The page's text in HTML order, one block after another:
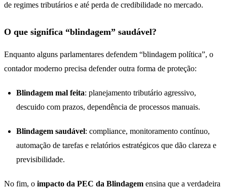
de regimes tributários e até perda de credibilidade no mercado.
O que significa “blindagem” saudável?
Enquanto alguns parlamentares defendem “blindagem política”, o
contador moderno precisa defender outra forma de proteção:
Blindagem mal feita: planejamento tributário agressivo,
descuido com prazos, dependência de processos manuais.
Blindagem saudável: compliance, monitoramento contínuo,
automação de tarefas e relatórios estratégicos que dão clareza e
previsibilidade.
No fim, o impacto da PEC da Blindagem ensina que a verdadeira